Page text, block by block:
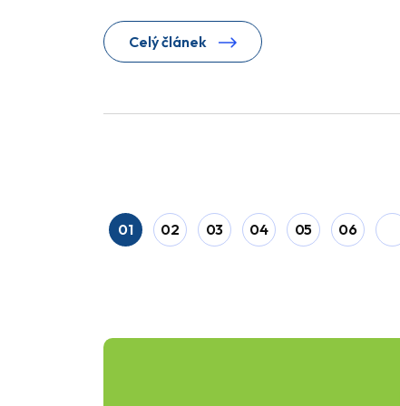
Celý článek
01 02 03 04 05 06